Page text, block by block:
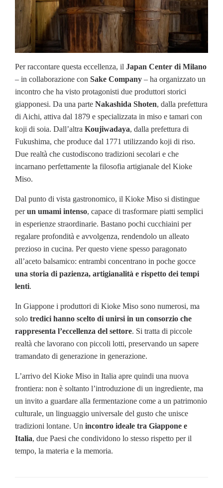
Per raccontare questa eccellenza, il Japan Center di Milano
– in collaborazione con Sake Company – ha organizzato un
incontro che ha visto protagonisti due produttori storici
giapponesi. Da una parte Nakashida Shoten, dalla prefettura
di Aichi, attiva dal 1879 e specializzata in miso e tamari con
koji di soia. Dall’altra Koujiwadaya, dalla prefettura di
Fukushima, che produce dal 1771 utilizzando koji di riso.
Due realtà che custodiscono tradizioni secolari e che
incarnano perfettamente la filosofia artigianale del Kioke
Miso.
Dal punto di vista gastronomico, il Kioke Miso si distingue
perun umami intenso, capace di trasformare piatti semplici
in esperienze straordinarie. Bastano pochi cucchiaini per
regalare profondità e avvolgenza, rendendolo un alleato
prezioso in cucina. Per questo viene spesso paragonato
all’aceto balsamico: entrambi concentrano in poche gocce
una storia di pazienza, artigianalità e rispetto dei tempi
lenti.
In Giappone i produttori di Kioke Miso sono numerosi, ma
solo tredici hanno scelto di unirsi in un consorzio che
rappresenta l’eccellenza del settore. Si tratta di piccole
realtà che lavorano con piccoli lotti, preservando un sapere
tramandato di generazione in generazione.
L’arrivo del Kioke Miso in Italia apre quindi una nuova
frontiera: non è soltanto l’introduzione di un ingrediente, ma
un invito a guardare alla fermentazione come a un patrimonio
culturale, un linguaggio universale del gusto che unisce
tradizioni lontane. Un incontro ideale tra Giappone e
Italia, due Paesi che condividono lo stesso rispetto per il
tempo, la materia e la memoria.